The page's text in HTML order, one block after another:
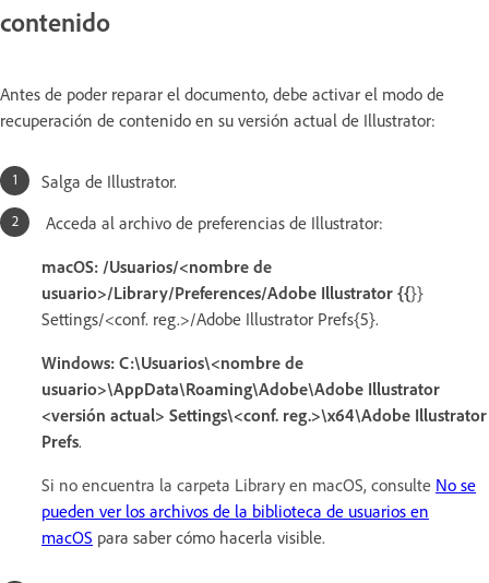
contenido
Antes de poder reparar el documento, debe activar el modo de
recuperación de contenido en su versión actual de Illustrator:
Salga de Illustrator.
Acceda al archivo de preferencias de Illustrator:
macOS: /Usuarios/<nombre de
usuario>/Library/Preferences/Adobe Illustrator {{}}
Settings/<conf. reg.>/Adobe Illustrator Prefs{5}.
Windows: C:\Usuarios\<nombre de
usuario>\AppData\Roaming\Adobe\Adobe Illustrator
<versión actual> Settings\<conf. reg.>\x64\Adobe Illustrator
Prefs.
Si no encuentra la carpeta Library en macOS, consulte No se
pueden ver los archivos de la biblioteca de usuarios en
macOS para saber cómo hacerla visible.